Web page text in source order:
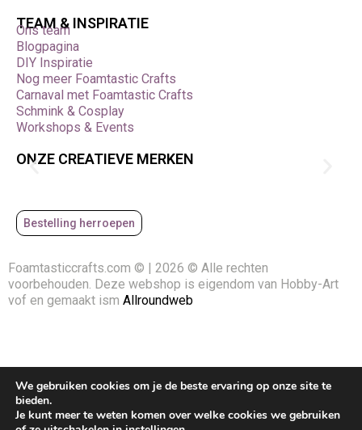
TEAM & INSPIRATIE
Ons team
Blogpagina
DIY Inspiratie
Nog meer Foamtastic Crafts
Carnaval met Foamtastic Crafts
Schmink & Cosplay
Workshops & Events
ONZE CREATIEVE MERKEN
Bestelling herroepen
Foamtasticcrafts.com © | 2026 © Alle rechten
voorbehouden. Deze webshop is eigendom van Hobby-Art
vof en gemaakt ism Allroundweb
We gebruiken cookies om je de beste ervaring op onze site te
bieden.
Je kunt meer te weten komen over welke cookies we gebruiken